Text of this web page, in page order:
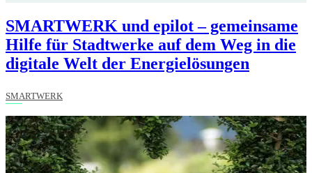
SMARTWERK und epilot – gemeinsame
Hilfe für Stadtwerke auf dem Weg in die
digitale Welt der Energielösungen
SMARTWERK